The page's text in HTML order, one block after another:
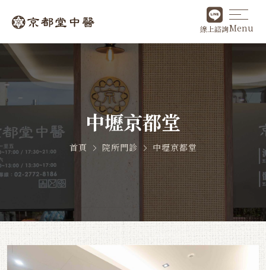
線上諮詢Menu
中壢京都堂
首頁 院所門診 中壢京都堂